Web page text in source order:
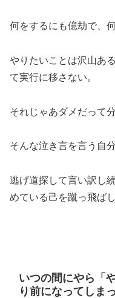
何をするにも億劫で、
やりたいことは沢山あ
て実行に移さない。
それじゃあダメだって
そんな泣き言を言う自
逃げ道探して言い訳し
めている己を蹴っ飛ば
いつの間にやら「
り前になってし